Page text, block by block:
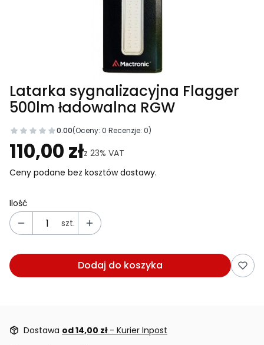
Latarka sygnalizacyjna Flagger
500lm ładowalna RGW
0.00(Oceny: 0 Recenzje: 0)
Przejdź do sekcji Opinie
110,00 złz 23% VAT
Ceny podane bez kosztów dostawy.
Ilość
szt.
Dodaj do koszyka
Dostawa od 14,00 zł - Kurier Inpost